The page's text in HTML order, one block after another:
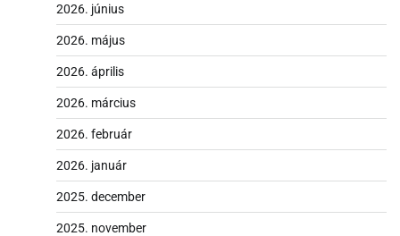
2026. június
2026. május
2026. április
2026. március
2026. február
2026. január
2025. december
2025. november